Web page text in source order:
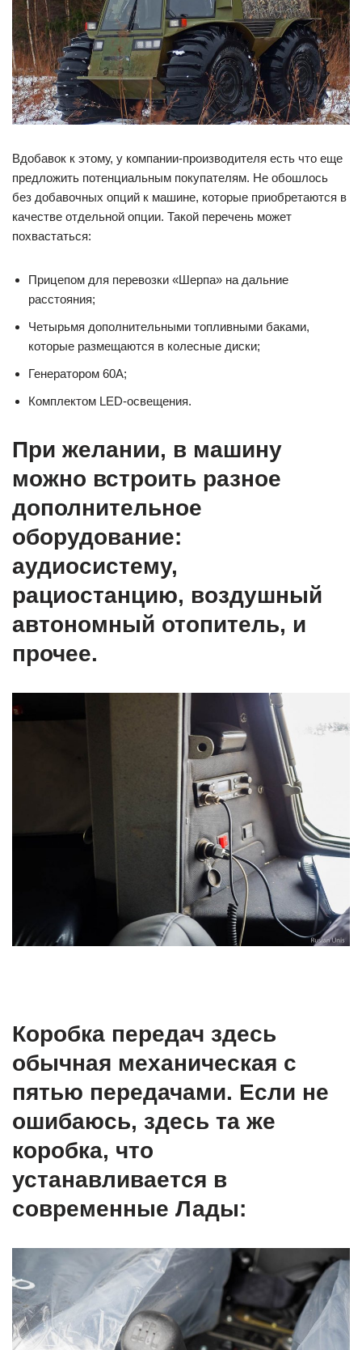
Вдобавок к этому, у компании-производителя есть что еще
предложить потенциальным покупателям. Не обошлось
без добавочных опций к машине, которые приобретаются в
качестве отдельной опции. Такой перечень может
похвастаться:
Прицепом для перевозки «Шерпа» на дальние
расстояния;
Четырьмя дополнительными топливными баками,
которые размещаются в колесные диски;
Генератором 60А;
Комплектом LED-освещения.
При желании, в машину
можно встроить разное
дополнительное
оборудование:
аудиосистему,
рациостанцию, воздушный
автономный отопитель, и
прочее.
Коробка передач здесь
обычная механическая с
пятью передачами. Если не
ошибаюсь, здесь та же
коробка, что
устанавливается в
современные Лады: